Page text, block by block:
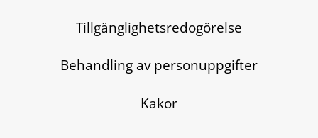
Tillgänglighetsredogörelse
Behandling av personuppgifter
Kakor